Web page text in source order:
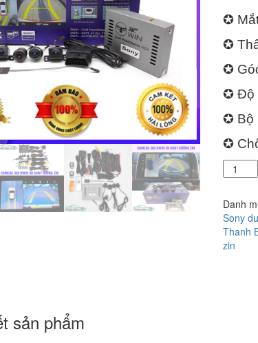
✪
✪
✪
✪ Độ
✪ Bộ
✪
Địa
chỉ
camera
360
Owin
3D
Danh
Sony
Thanh
zin
sản phẩm